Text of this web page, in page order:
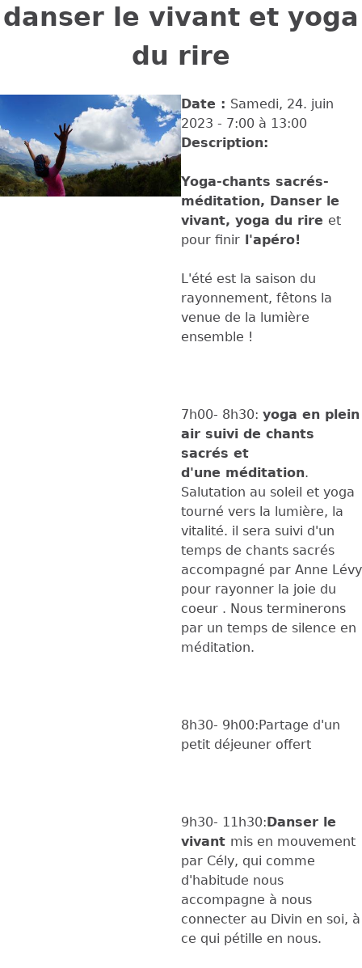
danser le vivant et yoga
du rire
Date : Samedi, 24. juin
2023 - 7:00 à 13:00
Description:
Yoga-chants sacrés-
méditation, Danser le
vivant, yoga du rire et
pour finir l'apéro!
L'été est la saison du
rayonnement, fêtons la
venue de la lumière
ensemble !
7h00- 8h30: yoga en plein
air suivi de chants
sacrés et
d'une méditation.
Salutation au soleil et yoga
tourné vers la lumière, la
vitalité. il sera suivi d'un
temps de chants sacrés
accompagné par Anne Lévy
pour rayonner la joie du
coeur . Nous terminerons
par un temps de silence en
méditation.
8h30- 9h00:Partage d'un
petit déjeuner offert
9h30- 11h30:Danser le
vivant mis en mouvement
par Cély, qui comme
d'habitude nous
accompagne à nous
connecter au Divin en soi, à
ce qui pétille en nous.